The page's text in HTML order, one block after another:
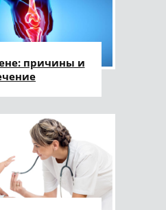
причины и